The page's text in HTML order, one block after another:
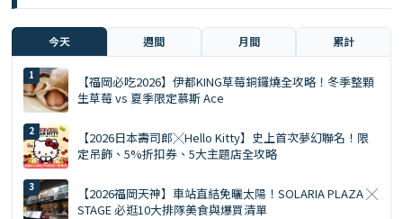
今天 週間 月間 累計
【福岡必吃2026】伊都KING草莓銅鑼燒全攻略！冬季整顆
生草莓 vs 夏季限定慕斯 Ace
【2026日本壽司郎╳Hello Kitty】史上首次夢幻聯名！限
定吊飾、5%折扣券、5大主題店全攻略
【2026福岡天神】車站直結免曬太陽！SOLARIA PLAZA ╳
STAGE 必逛10大排隊美食與爆買清單